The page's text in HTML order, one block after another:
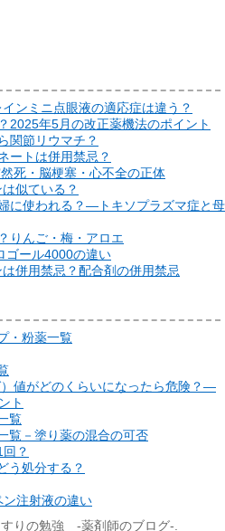
ンミニ点眼液の適応症は違う？
2025年5月の改正薬機法のポイント
関節リウマチ？
ートは併用禁忌？
死・脳梗塞・心不全の正体
似ている？
に使われる？―トキソプラズマ症と母
りんご・梅・アロエ
ゴール4000の違い
併用禁忌？配合剤の併用禁忌
・粉薬一覧
値がどのくらいになったら危険？―
ト
覧
覧－塗り薬の混合の可否
？
う処分する？
注射液の違い
りの勉強 -薬剤師のブログ-.